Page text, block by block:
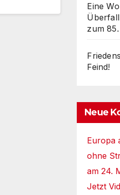
Eine
zum
Feind!
Neue
Europa
ohne
am 24.
Jetzt